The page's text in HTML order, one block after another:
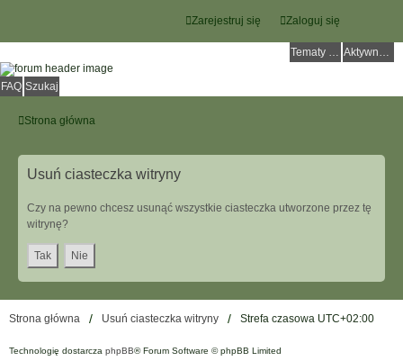
Zaloguj się
Zarejestruj się
Tematy bez odpowiedzi Aktywne tematy
FAQ Szukaj
Strona główna
Usuń ciasteczka witryny
Czy na pewno chcesz usunąć wszystkie ciasteczka utworzone przez tę
witrynę?
Strona główna Usuń ciasteczka witryny Strefa czasowa UTC+02:00
Technologię dostarcza phpBB® Forum Software © phpBB Limited